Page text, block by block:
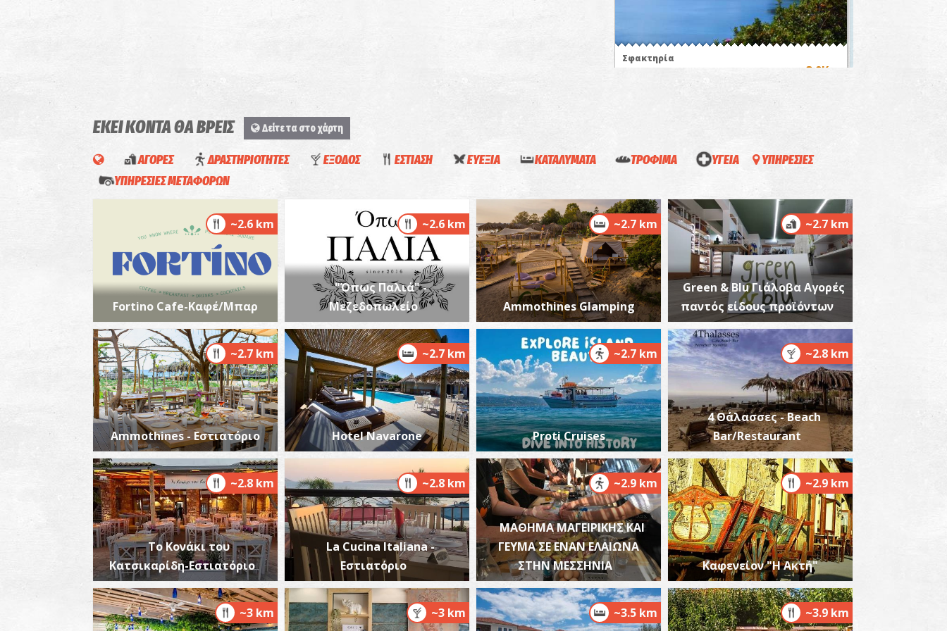
Σφακτηρία
~3.9Km
Καταρράκτης Καλάμαρη
ΚΑΤΑΡΡΑΚΤΕΣ ~5.2Km
Νιόκαστρο
ΚΑΣΤΡΑ ~5.4Km
Αρχαιολογικό Μουσείο Πύλου
ΜΟΥΣΕΙΑ ~5.4Km
ΕΚΕΙ ΚΟΝΤΑ ΘΑ ΒΡΕΙΣ Δείτε τα στο χάρτη
ΑΓΟΡΕΣ ΔΡΑΣΤΗΡΙΟΤΗΤΕΣ ΕΞΟΔΟΣ ΕΣΤΙΑΣΗ ΕΥΕΞΙΑ ΚΑΤΑΛΥΜΑΤΑ ΤΡΟΦΙΜΑ ΥΓΕΙΑ
ΥΠΗΡΕΣΙΕΣ
ΥΠΗΡΕΣΙΕΣ ΜΕΤΑΦΟΡΩΝ
~2.6 km
Fortino Cafe-Καφέ/Μπαρ
~2.6 km
"Όπως Παλιά" -
Μεζεδοπωλείο
~2.7 km
Ammothines Glamping
~2.7 km
Green & Blu Γιάλοβα Αγορές
παντός είδους προϊόντων
~2.7 km
Ammothines - Εστιατόριο
~2.7 km
Hotel Navarone
~2.7 km
Proti Cruises
~2.8 km
4 Θάλασσες - Beach
Bar/Restaurant
~2.8 km
Το Κονάκι του
Κατσικαρίδη-Εστιατόριο
~2.8 km
La Cucina Italiana -
Εστιατόριο
~2.9 km
ΜΑΘΗΜΑ ΜΑΓΕΙΡΙΚΗΣ KAI
ΓΕΥΜΑ ΣΕ ΕΝΑΝ ΕΛΑΙΩΝΑ
ΣΤΗΝ ΜΕΣΣΗΝΙΑ
~2.9 km
Καφενείον "Η Ακτή"
~3 km ~3 km ~3.5 km ~3.9 km